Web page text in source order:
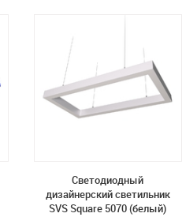
Cветодиодный
дизайнерский светильник
SVS Square 5070 (белый)